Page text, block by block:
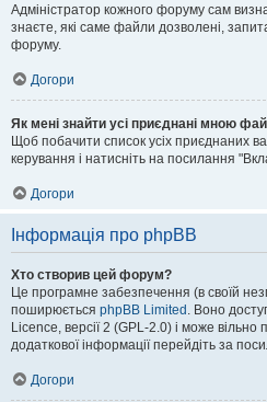
Адміністратор кожного форуму сам
знаєте, які саме файли дозволені,
форуму.
Догори
Як мені знайти усі приєднані мною
Щоб побачити список усіх приєднаних
керування і натисніть на посилання
Догори
Інформація про phpBB
Хто створив цей форум?
Це програмне забезпечення (в своїй
поширюється phpBB Limited . Воно
Licence, версії 2 (GPL-2.0) і може
додаткової інформації перейдіть за
Догори